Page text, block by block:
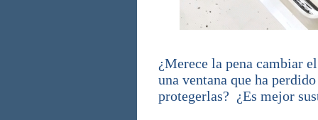
¿Merece la pena cambiar
una ventana que ha
protegerlas? ¿Es mejor